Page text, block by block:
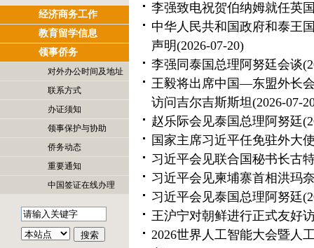
16:00（节假日除外）。 护
照办理指纹采集或“视频见面”请
通过“中国领事”APP预约。二、
办公地址： Hrebendova44D,
网“领事侨务”栏目公布的办证指
南，如有疑问，请通过以下电子
邮箱或电话咨询。 电子邮
bratislava@csm.mfa.gov.cn
经济商务工作
教育留学信息
领事侨务
对外办公时间及地址
联系方式
办证须知
领事保护与协助
侨务动态
重要通知
中国签证在线办理
李强致电祝贺伯纳姆就任英
中华人民共和国政府和泰王
声明(2026-07-20)
李强同泰国总理阿努廷会谈
王毅将出席中国—东盟外长
访问吉尔吉斯斯坦(2026-07-
赵乐际会见泰国总理阿努廷
国家主席习近平任免驻外大
习近平会见联合国秘书长古
习近平会见柬埔寨首相洪玛
习近平会见泰国总理阿努廷
王沪宁对朝鲜进行正式友好
2026世界人工智能大会暨人